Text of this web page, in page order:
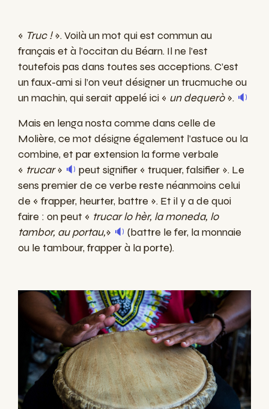
« Truc !». Voilà un mot qui est commun au
français et à l’occitan du Béarn. Il ne l’est
toutefois pas dans toutes ses acceptions. C’est
un faux-ami si l’on veut désigner un trucmuche ou
un machin, qui serait appelé ici « un dequerò». 🔉
Mais en lenga nosta comme dans celle de
Molière, ce mot désigne également l’astuce ou la
combine, et par extension la forme verbale
« trucar» 🔉 peut signifier « truquer, falsifier ». Le
sens premier de ce verbe reste néanmoins celui
de « frapper, heurter, battre ». Et il y a de quoi
faire : on peut « trucar lo hèr, la moneda, lo
tambor, au portau,» 🔉 (battre le fer, la monnaie
ou le tambour, frapper à la porte).